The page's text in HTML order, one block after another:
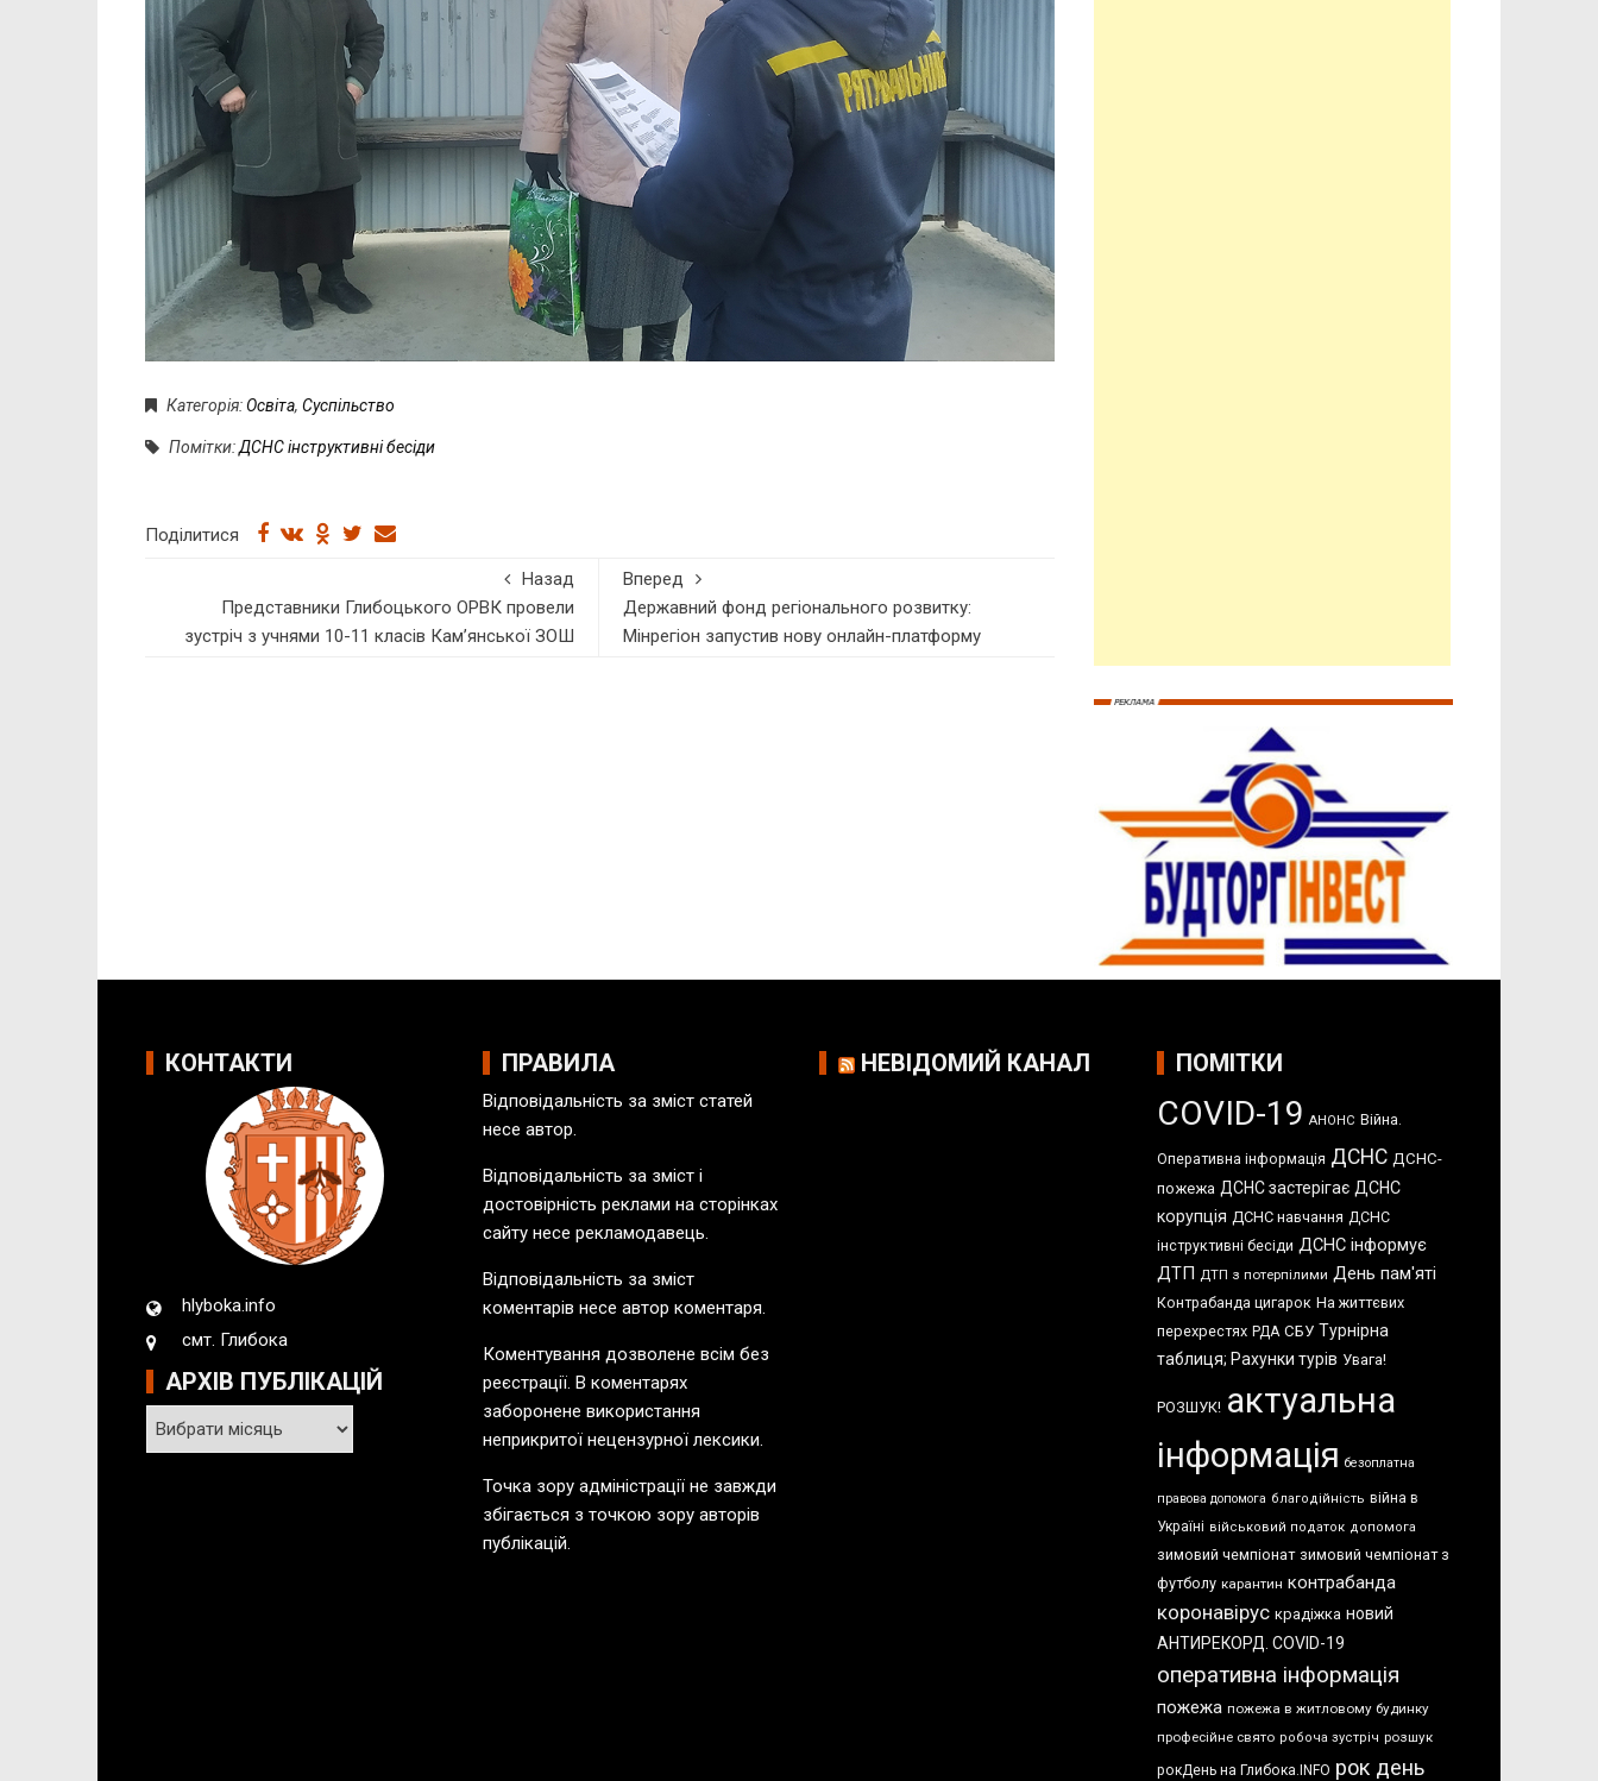
Категорія:Освіта, Суспільство
Помітки:ДСНС інструктивні бесіди
Поділитися
Назад
Представники Глибоцького ОРВК провели
зустріч з учнями 10-11 класів Кам’янської ЗОШ
Вперед
Державний фонд регіонального розвитку:
Мінрегіон запустив нову онлайн-платформу
КОНТАКТИ
hlyboka.info
смт. Глибока
АРХІВ ПУБЛІКАЦІЙ
А
р
ПРАВИЛА
Відповідальність за зміст статей
несе автор.
Відповідальність за зміст і
достовірність реклами на сторінках
сайту несе рекламодавець.
Відповідальність за зміст
коментарів несе автор коментаря.
Коментування дозволене всім без
реєстрації. В коментарях
заборонене використання
неприкритої нецензурної лексики.
Точка зору адміністрації не завжди
збігається з точкою зору авторів
публікацій.
НЕВІДОМИЙ КАНАЛ ПОМІТКИ
COVID-19 АНОНС Війна.
Оперативна інформація ДСНС ДСНС-
пожежа ДСНС застерігає ДСНС
корупція ДСНС навчання ДСНС
інструктивні бесіди ДСНС інформує
ДТП ДТП з потерпілими День пам'яті
Контрабанда цигарок На життєвих
перехрестях РДА СБУ Турнірна
таблиця; Рахунки турів Увага!
РОЗШУК! актуальна
інформація безоплатна
правова допомога благодійність війна в
Україні військовий податок допомога
зимовий чемпіонат зимовий чемпіонат з
футболу карантин контрабанда
коронавірус крадіжка новий
АНТИРЕКОРД. COVID-19
оперативна інформація
пожежа пожежа в житловому будинку
професійне свято робоча зустріч розшук
рокДень на Глибока.INFO рок день